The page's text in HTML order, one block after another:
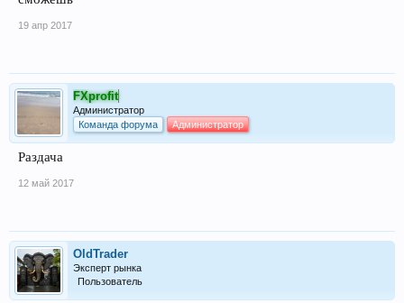
19 апр 2017
FXprofit
Администратор
Команда форума
Администратор
Раздача
12 май 2017
OldTrader
Эксперт рынка
Пользователь